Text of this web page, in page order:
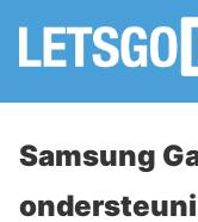
Samsung